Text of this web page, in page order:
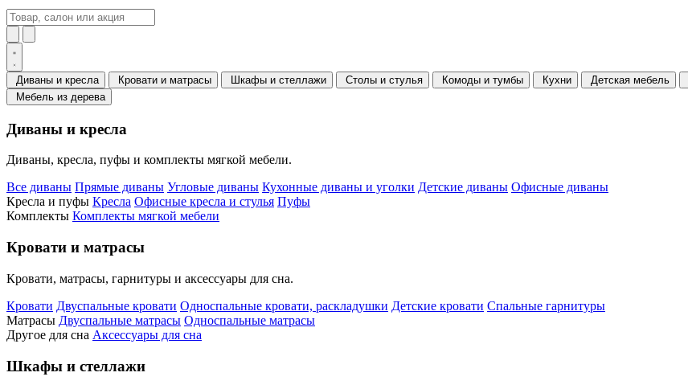
Диваны и кресла Кровати и матрасы Шкафы и стеллажи Столы и стулья Комоды и тумбы Кухни Детская мебель
Мебель из дерева
Диваны и кресла
Диваны, кресла, пуфы и комплекты мягкой мебели.
Все диваны Прямые диваны Угловые диваны Кухонные диваны и уголки Детские диваны Офисные диваны
Кресла и пуфы Кресла Офисные кресла и стулья Пуфы
Комплекты Комплекты мягкой мебели
Кровати и матрасы
Кровати, матрасы, гарнитуры и аксессуары для сна.
Кровати Двуспальные кровати Односпальные кровати, раскладушки Детские кровати Спальные гарнитуры
Матрасы Двуспальные матрасы Односпальные матрасы
Другое для сна Аксессуары для сна
Шкафы и стеллажи